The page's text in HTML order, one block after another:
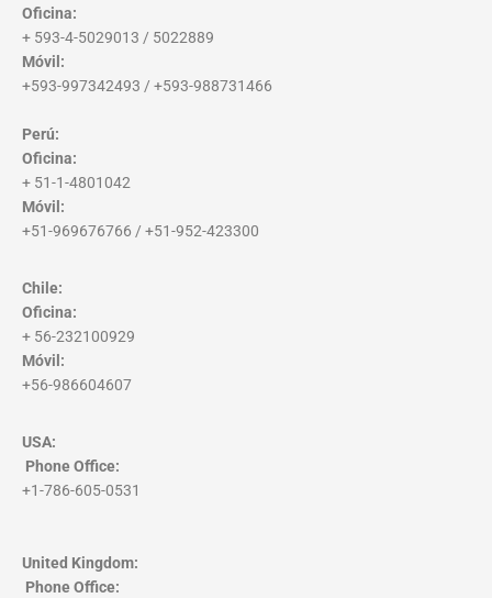
Oficina:
+ 593-4-5029013 / 5022889
Móvil:
+593-997342493 / +593-988731466
Perú:
Oficina:
+ 51-1-4801042
Móvil:
+51-969676766 / +51-952-423300
Chile:
Oficina:
+ 56-232100929
Móvil:
+56-986604607
USA:
Phone Office:
+1-786-605-0531
United Kingdom:
Phone Office: